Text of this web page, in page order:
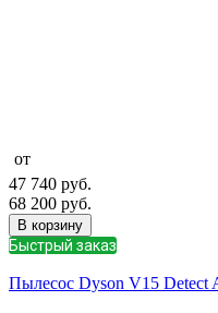
от
47 740 руб.
68 200 руб.
В корзину
Быстрый заказ
Пылесос Dyson V15 Detect